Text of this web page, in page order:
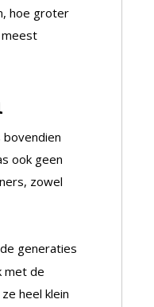
hoe groter
meest
ook geen
zowel
generaties
met de
heel klein